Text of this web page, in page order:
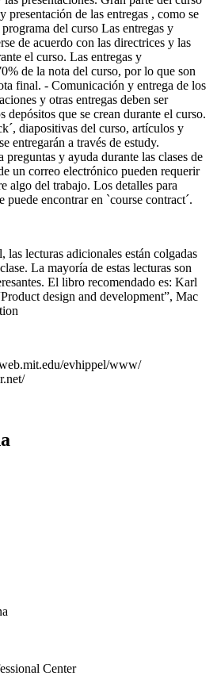
presentación de las entregas , como se
del curso Las entregas y
de acuerdo con las directrices y las
el curso. Las entregas y
de la nota del curso, por lo que son
final. - Comunicación y entrega de los
y otras entregas deben ser
depósitos que se crean durante el curso.
diapositivas del curso, artículos y
entregarán a través de estudy.
preguntas y ayuda durante las clases de
un correo electrónico pueden requerir
algo del trabajo. Los detalles para
puede encontrar en `course contract´.
lecturas adicionales están colgadas
La mayoría de estas lecturas son
El libro recomendado es: Karl
design and development”, Mac
evhippel/www/
Center